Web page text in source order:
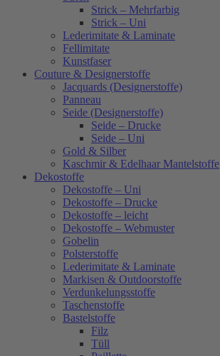
Strick – Mehrfarbig
Strick – Uni
Lederimitate & Laminate
Fellimitate
Kunstfaser
Couture & Designerstoffe
Jacquards (Designerstoffe)
Panneau
Seide (Designerstoffe)
Seide – Drucke
Seide – Uni
Gold & Silber
Kaschmir & Edelhaar Mantelstoffe
Dekostoffe
Dekostoffe – Uni
Dekostoffe – Drucke
Dekostoffe – leicht
Dekostoffe – Webmuster
Gobelin
Polsterstoffe
Lederimitate & Laminate
Markisen & Outdoorstoffe
Verdunkelungsstoffe
Taschenstoffe
Bastelstoffe
Filz
Tüll